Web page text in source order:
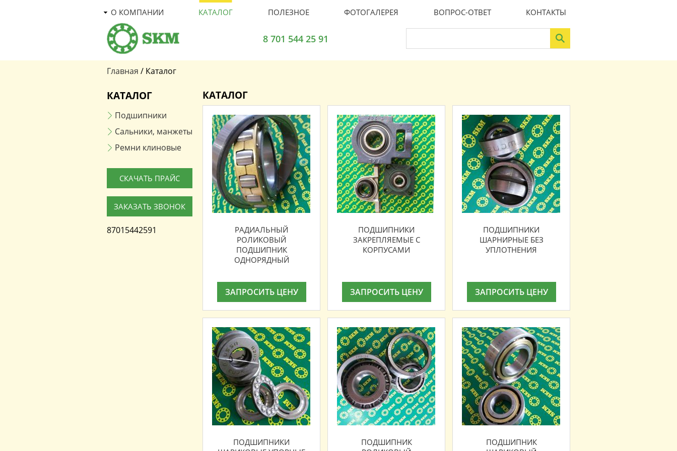
О КОМПАНИИ КАТАЛОГ ПОЛЕЗНОЕ ФОТОГАЛЕРЕЯ ВОПРОС-ОТВЕТ КОНТАКТЫ
8 701 544 25 91
Главная / Каталог
КАТАЛОГ
Подшипники
Сальники, манжеты
Ремни клиновые
СКАЧАТЬ ПРАЙС
ЗАКАЗАТЬ ЗВОНОК
87015442591
КАТАЛОГ
РАДИАЛЬНЫЙ
РОЛИКОВЫЙ
ПОДШИПНИК
ОДНОРЯДНЫЙ
ЗАПРОСИТЬ ЦЕНУ
ПОДШИПНИКИ
ЗАКРЕПЛЯЕМЫЕ С
КОРПУСАМИ
ЗАПРОСИТЬ ЦЕНУ
ПОДШИПНИКИ
ШАРНИРНЫЕ БЕЗ
УПЛОТНЕНИЯ
ЗАПРОСИТЬ ЦЕНУ
ПОДШИПНИКИ
ПОДШИПНИК
ПОДШИПНИК